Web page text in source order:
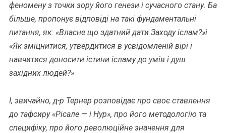
феномену з точки зору його генези і сучасного стану. Ба
більше, пропонує відповіді на такі фундаментальні
питання, як: «Власне що здатний дати Заходу іслам?»і
«Як зміцнитися, утвердитися в усвідомленій вірі і
навчитися доносити істини ісламу до умів і душ
західних людей?»
І, звичайно, д-р Тернер розповідає про своє ставлення
до тафсиру «Рісале — і Нур», про його методологію та
специфіку, про його революційне значення для